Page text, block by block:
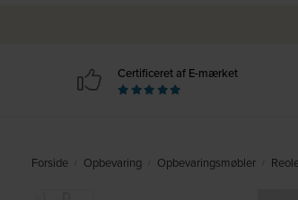
Certificeret af E-mærket
Forside Opbevaring Opbevaringsmøbler